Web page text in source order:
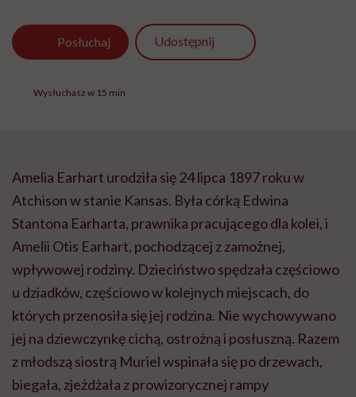
Posłuchaj Udostępnij
Wysłuchasz w 15 min
Amelia Earhart urodziła się 24 lipca 1897 roku w
Atchison w stanie Kansas. Była córką Edwina
Stantona Earharta, prawnika pracującego dla kolei, i
Amelii Otis Earhart, pochodzącej z zamożnej,
wpływowej rodziny. Dzieciństwo spędzała częściowo
u dziadków, częściowo w kolejnych miejscach, do
których przenosiła się jej rodzina. Nie wychowywano
jej na dziewczynkę cichą, ostrożną i posłuszną. Razem
z młodszą siostrą Muriel wspinała się po drzewach,
biegała, zjeżdżała z prowizorycznej rampy